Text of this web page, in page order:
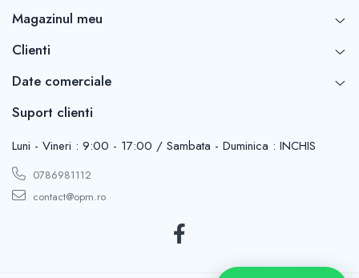
Magazinul meu
Clienti
Date comerciale
Suport clienti
Luni - Vineri : 9:00 - 17:00 / Sambata - Duminica : INCHIS
0786981112
contact@opm.ro